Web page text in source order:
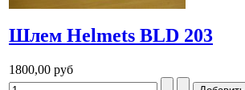
Шлем Helmets BLD 203
1800,00 руб